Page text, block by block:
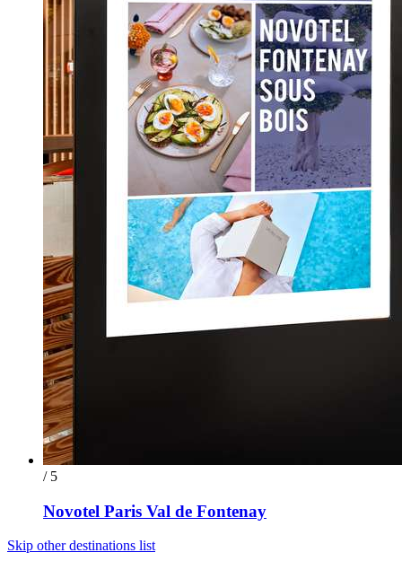
/ 5
Novotel Paris Val de Fontenay
Skip other destinations list